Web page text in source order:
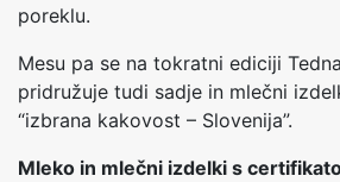
poreklu.
Mesu pa se na tokratni ediciji
pridružuje tudi sadje in mlečni
“izbrana kakovost – Slovenija”.
Mleko in mlečni izdelki s